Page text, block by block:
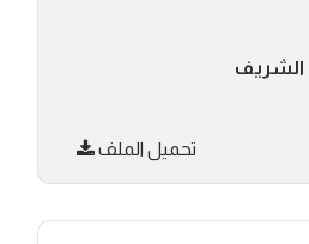
الشريف
تحميل الملف